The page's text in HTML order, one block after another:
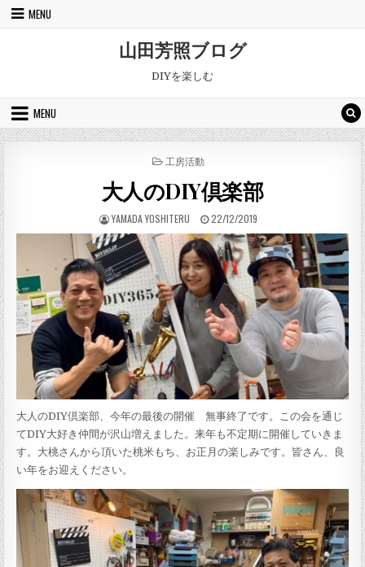
Skip to content
MENU
山田芳照ブログ
DIYを楽しむ
MENU
POSTED IN
工房活動
大人のDIY倶楽部
AUTHOR:
YAMADA YOSHITERU PUBLISHED DATE:
22/12/2019
大人のDIY倶楽部、今年の最後の開催 無事終了です。この会を通じ
てDIY大好き仲間が沢山増えました。来年も不定期に開催していきま
す。大桃さんから頂いた桃米もち、お正月の楽しみです。皆さん、良
い年をお迎えください。